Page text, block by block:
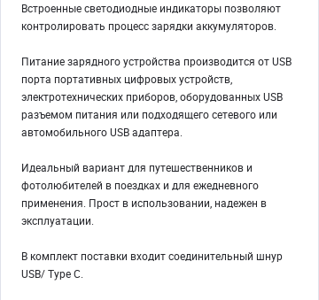
Встроенные светодиодные индикаторы позволяют
контролировать процесс зарядки аккумуляторов.
Питание зарядного устройства производится от USB
порта портативных цифровых устройств,
электротехнических приборов, оборудованных USB
разъемом питания или подходящего сетевого или
автомобильного USB адаптера.
Идеальный вариант для путешественников и
фотолюбителей в поездках и для ежедневного
применения. Прост в использовании, надежен в
эксплуатации.
В комплект поставки входит соединительный шнур
USB/ Type C.